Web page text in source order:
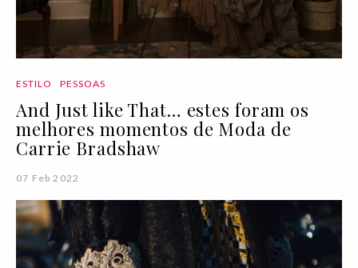
ESTILO PESSOAS
And Just like That… estes foram os
melhores momentos de Moda de
Carrie Bradshaw
07 Feb 2022